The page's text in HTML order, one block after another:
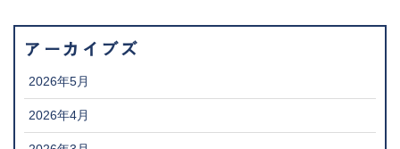
アーカイブズ
2026年5月
2026年4月